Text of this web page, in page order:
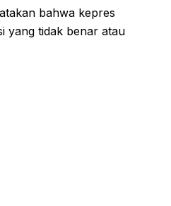
bahwa kepres
yang tidak benar atau